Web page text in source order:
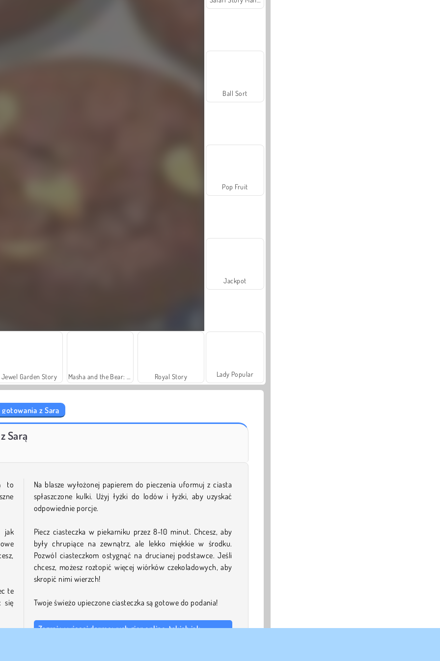
Jewel Garden Story Royal Story
Ball Sort
Pop Fruit
Jackpot
Lady Popular
z Sarą
Sarą
to
jak
te
się
Na blasze wyłożonej papierem do pieczenia uformuj z ciasta
spłaszczone kulki. Użyj łyżki do lodów i łyżki, aby uzyskać
odpowiednie porcje.
Piecz ciasteczka w piekarniku przez 8-10 minut. Chcesz, aby
były chrupiące na zewnątrz, ale lekko miękkie w środku.
Pozwól ciasteczkom ostygnąć na drucianej podstawce. Jeśli
chcesz, możesz roztopić więcej wiórków czekoladowych, aby
skropić nimi wierzch!
Twoje świeżo upieczone ciasteczka są gotowe do podania!
Zagraj w więcej darmowych gier online, takich jak